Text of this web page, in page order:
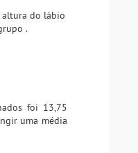
altura do lábio
.
foi 13,75
uma média